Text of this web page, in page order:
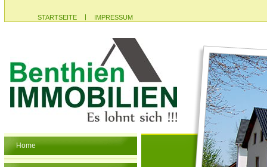
STARTSEITE | IMPRESSUM
Home